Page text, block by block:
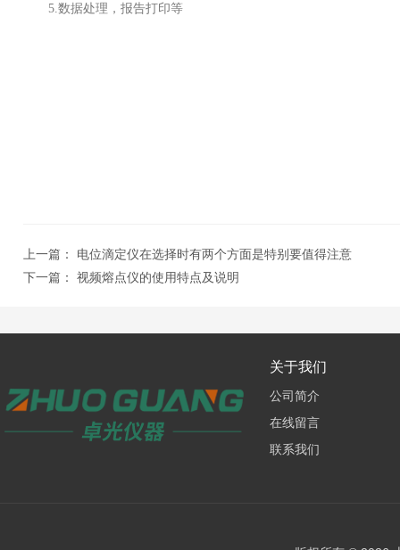
5.数据处理，报告打印等
上一篇： 电位滴定仪在选择时有两个方面是特别要值得注意
下一篇： 视频熔点仪的使用特点及说明
关于我们
公司简介
在线留言
联系我们